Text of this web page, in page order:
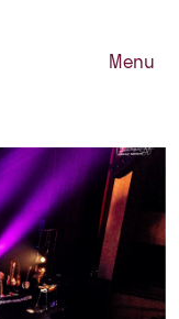
Menu